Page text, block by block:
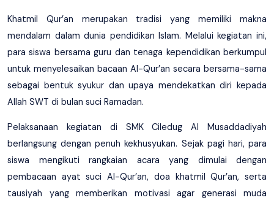
Khatmil Qur’an merupakan tradisi yang memiliki makna
mendalam dalam dunia pendidikan Islam. Melalui kegiatan ini,
para siswa bersama guru dan tenaga kependidikan berkumpul
untuk menyelesaikan bacaan Al-Qur’an secara bersama-sama
sebagai bentuk syukur dan upaya mendekatkan diri kepada
Allah SWT di bulan suci Ramadan.
Pelaksanaan kegiatan di SMK Ciledug Al Musaddadiyah
berlangsung dengan penuh kekhusyukan. Sejak pagi hari, para
siswa mengikuti rangkaian acara yang dimulai dengan
pembacaan ayat suci Al-Qur’an, doa khatmil Qur’an, serta
tausiyah yang memberikan motivasi agar generasi muda